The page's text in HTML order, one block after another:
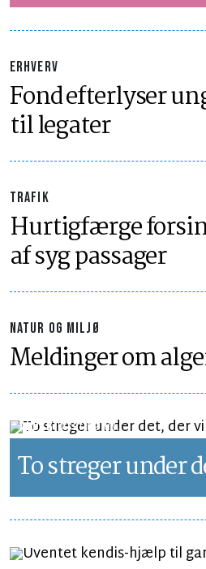
ERHVERV
Fond efterlyser
til legater
TRAFIK
Hurtigfærge
af syg passager
NATUR OG MILJØ
Meldinger om
LEDERLÆSETID 2 MIN.
To streger under